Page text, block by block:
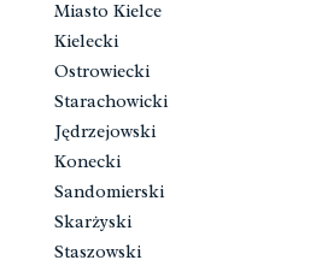
Miasto Kielce
Kielecki
Ostrowiecki
Starachowicki
Jędrzejowski
Konecki
Sandomierski
Skarżyski
Staszowski